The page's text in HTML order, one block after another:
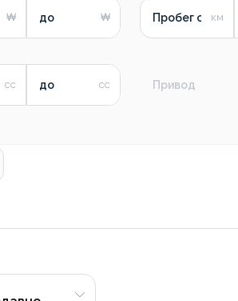
до Пробег от
до Привод